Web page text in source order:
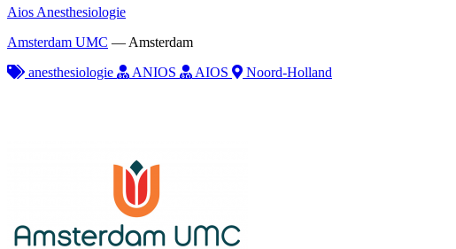
Aios Anesthesiologie
Amsterdam UMC — Amsterdam
anesthesiologie
ANIOS AIOS Noord-Holland